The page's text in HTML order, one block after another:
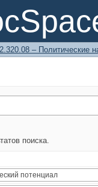
– Политические
поиска.